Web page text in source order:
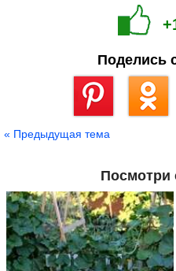
Поделись
« Предыдущая тема
Посмотри